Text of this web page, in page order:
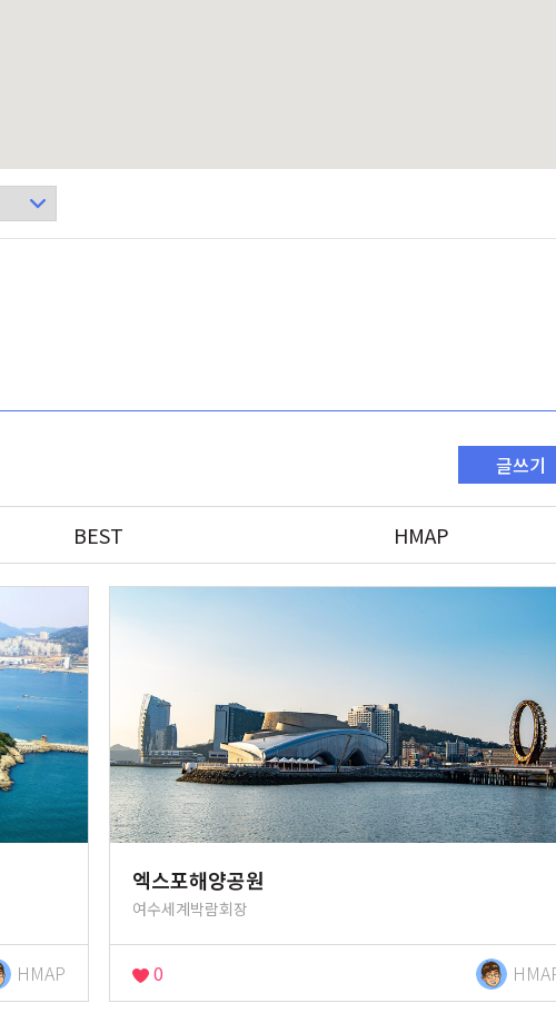
글쓰기
BEST HMAP
HMAP
엑스포해양공원
여수세계박람회장
0